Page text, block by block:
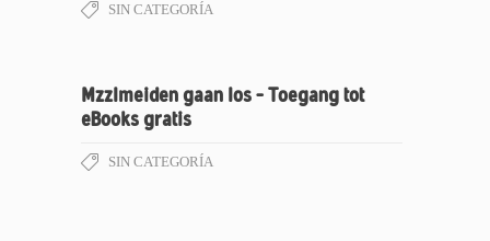
SIN CATEGORÍA
Mzzlmeiden gaan los – Toegang tot
eBooks gratis
SIN CATEGORÍA